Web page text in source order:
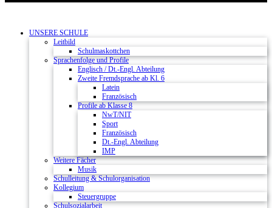
UNSERE SCHULE
Leitbild
Schulmaskottchen
Sprachenfolge und Profile
Englisch / Dt.-Engl. Abteilung
Zweite Fremdsprache ab Kl. 6
Latein
Französisch
Profile ab Klasse 8
NwT/NIT
Sport
Französisch
Dt.-Engl. Abteilung
IMP
Weitere Fächer
Musik
Schulleitung & Schulorganisation
Kollegium
Steuergruppe
Schulsozialarbeit